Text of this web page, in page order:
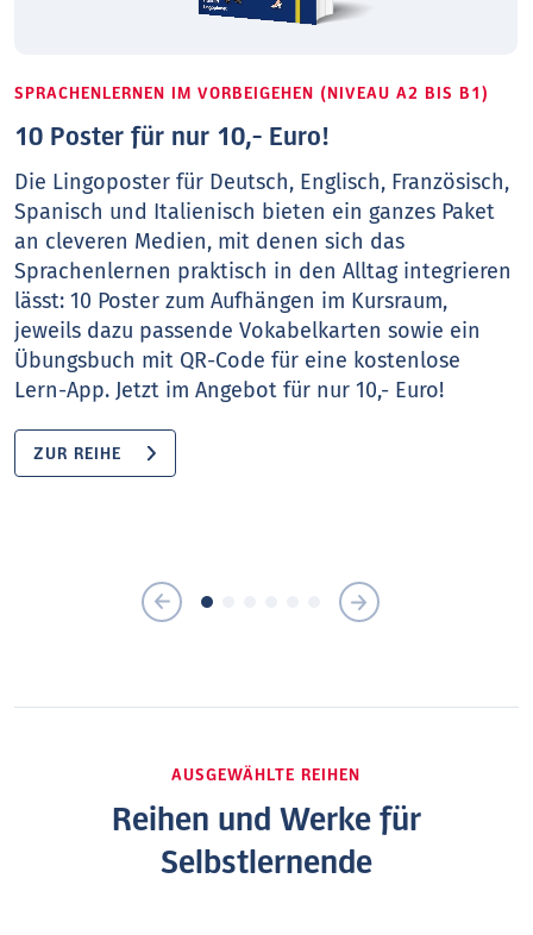
SPRACHENLERNEN IM VORBEIGEHEN (NIVEAU A2 BIS B1)
10 Poster für nur 10,- Euro!
Die Lingoposter für Deutsch, Englisch, Französisch,
Spanisch und Italienisch bieten ein ganzes Paket
an cleveren Medien, mit denen sich das
Sprachenlernen praktisch in den Alltag integrieren
lässt: 10 Poster zum Aufhängen im Kursraum,
jeweils dazu passende Vokabelkarten sowie ein
Übungsbuch mit QR-Code für eine kostenlose
Lern-App. Jetzt im Angebot für nur 10,- Euro!
ZUR REIHE
AUSGEWÄHLTE REIHEN
Reihen und Werke für
Selbstlernende